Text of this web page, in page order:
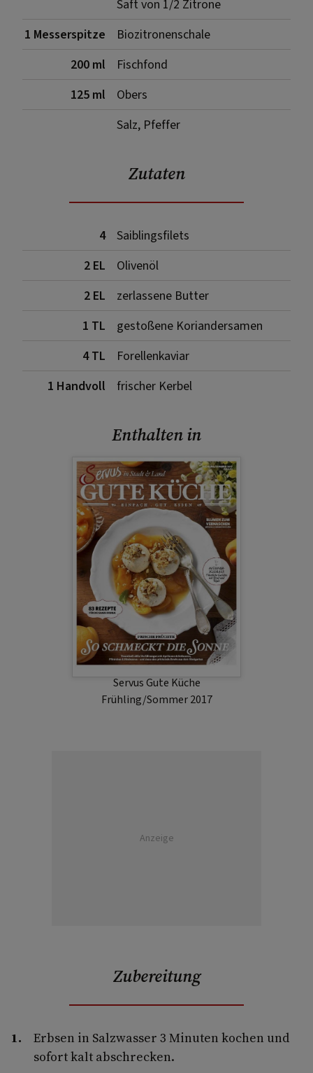
Saft von 1/2 Zitrone
1 Messerspitze
Biozitronenschale
200 ml
Fischfond
125 ml
Obers
Salz, Pfeffer
Zutaten
4
Saiblingsfilets
2 EL
Olivenöl
2 EL
zerlassene Butter
1 TL
gestoßene Koriandersamen
4 TL
Forellenkaviar
1 Handvoll
frischer Kerbel
Enthalten in
Servus Gute Küche
Frühling/Sommer 2017
Anzeige
Zubereitung
Erbsen in Salzwasser 3 Minuten kochen und
sofort kalt abschrecken.